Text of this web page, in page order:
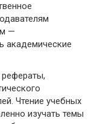
—
академические
Чтение учебных
изучать темы